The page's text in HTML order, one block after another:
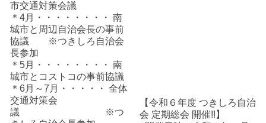
市交通対策会議
＊4月・・・・・・・・ 南
城市と周辺自治会長の事前
協議 ※つきしろ自治会
長参加
＊5月・・・・・・・・ 南
城市とコストコの事前協議
＊6月～7月・・・・・ 全体
交通対策会
議 ※つ
【令和６年度 つきしろ自治
会 定期総会 開催!!】